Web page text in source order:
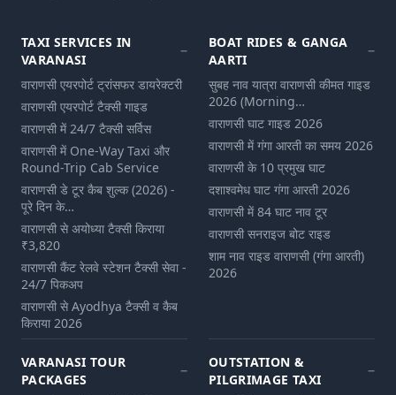
TAXI SERVICES IN
VARANASI
वाराणसी एयरपोर्ट ट्रांसफर डायरेक्टरी
वाराणसी एयरपोर्ट टैक्सी गाइड
वाराणसी में 24/7 टैक्सी सर्विस
वाराणसी में One-Way Taxi और
Round-Trip Cab Service
वाराणसी डे टूर कैब शुल्‍क (2026) -
पूरे दिन के…
वाराणसी से अयोध्या टैक्सी किराया
₹3,820
वाराणसी कैंट रेलवे स्टेशन टैक्सी सेवा -
24/7 पिकअप
वाराणसी से Ayodhya टैक्सी व कैब
किराया 2026
BOAT RIDES & GANGA
AARTI
सुबह नाव यात्रा वाराणसी कीमत गाइड
2026 (Morning…
वाराणसी घाट गाइड 2026
वाराणसी में गंगा आरती का समय 2026
वाराणसी के 10 प्रमुख घाट
दशाश्वमेध घाट गंगा आरती 2026
वाराणसी में 84 घाट नाव टूर
वाराणसी सनराइज बोट राइड
शाम नाव राइड वाराणसी (गंगा आरती)
2026
VARANASI TOUR
PACKAGES
OUTSTATION &
PILGRIMAGE TAXI